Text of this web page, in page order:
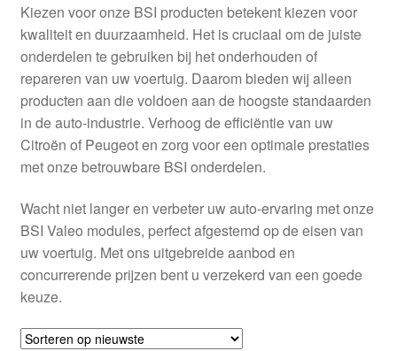
Over ons
Privacybeleid
Wereldwijde verzending
Winkelwagen
Kiezen voor onze BSI producten betekent kiezen voor
kwaliteit en duurzaamheid. Het is cruciaal om de juiste
onderdelen te gebruiken bij het onderhouden of
repareren van uw voertuig. Daarom bieden wij alleen
producten aan die voldoen aan de hoogste standaarden
in de auto-industrie. Verhoog de efficiëntie van uw
Citroën of Peugeot en zorg voor een optimale prestaties
met onze betrouwbare BSI onderdelen.
Wacht niet langer en verbeter uw auto-ervaring met onze
BSI Valeo modules, perfect afgestemd op de eisen van
uw voertuig. Met ons uitgebreide aanbod en
concurrerende prijzen bent u verzekerd van een goede
keuze.